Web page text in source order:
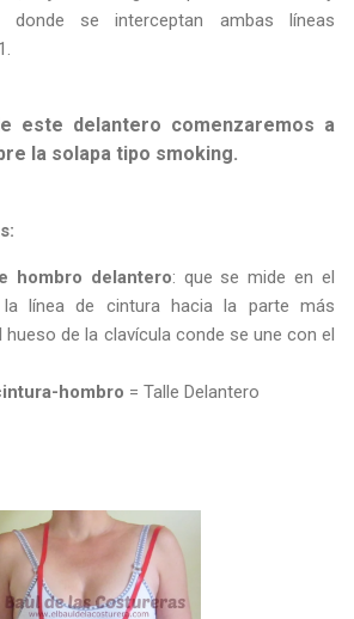
se interceptan ambas líneas
este delantero comenzaremos a
la solapa tipo smoking.
hombro delantero: que se mide en el
línea de cintura hacia la parte más
hueso de la clavícula conde se une con el
hombro = Talle Delantero